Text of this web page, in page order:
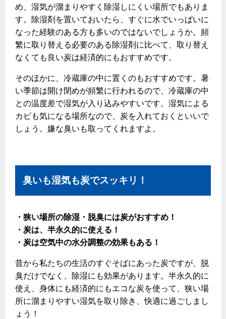
め、湿気が溜まりやすく除湿しにくい場所でもありま
す。除湿剤を置いておいたら、すぐに水でいっぱいに
なった経験のある方も多いのではないでしょうか。頻
繁に取り替える必要のある除湿剤に比べて、取り替え
なくても良い炭は経済的にもおすすめです。
そのほかに、冷蔵庫の中に置くのもおすすめです。暑
い季節は開け閉めが頻繁に行われるので、冷蔵庫の中
との温度差で湿気が入り込みやすいです。湿気による
カビも気になる場所なので、炭を入れておくといいで
しょう。嫌な臭いも取ってくれますよ。
臭いも湿気も炭でスッキリ！
・狭い場所の除湿・脱臭には炭がおすすめ！
・炭は、半永久的に使える！
・炭は空気中の水分調整の効果もある！
昔から私たちの生活のすぐそばにあった炭ですが、脱
臭だけでなく、除湿にも効果があります。半永久的に
使え、身体にも経済的にもエコな炭を使って、狭い場
所に溜まりやすい湿気を取り除き、快適に過ごしまし
ょう！